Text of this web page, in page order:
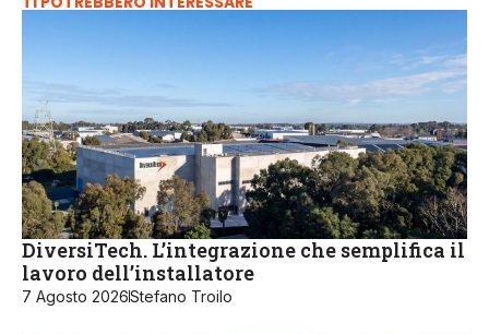
DiversiTech. L’integrazione che semplifica il
lavoro dell’installatore
7 Agosto 2026Stefano Troilo